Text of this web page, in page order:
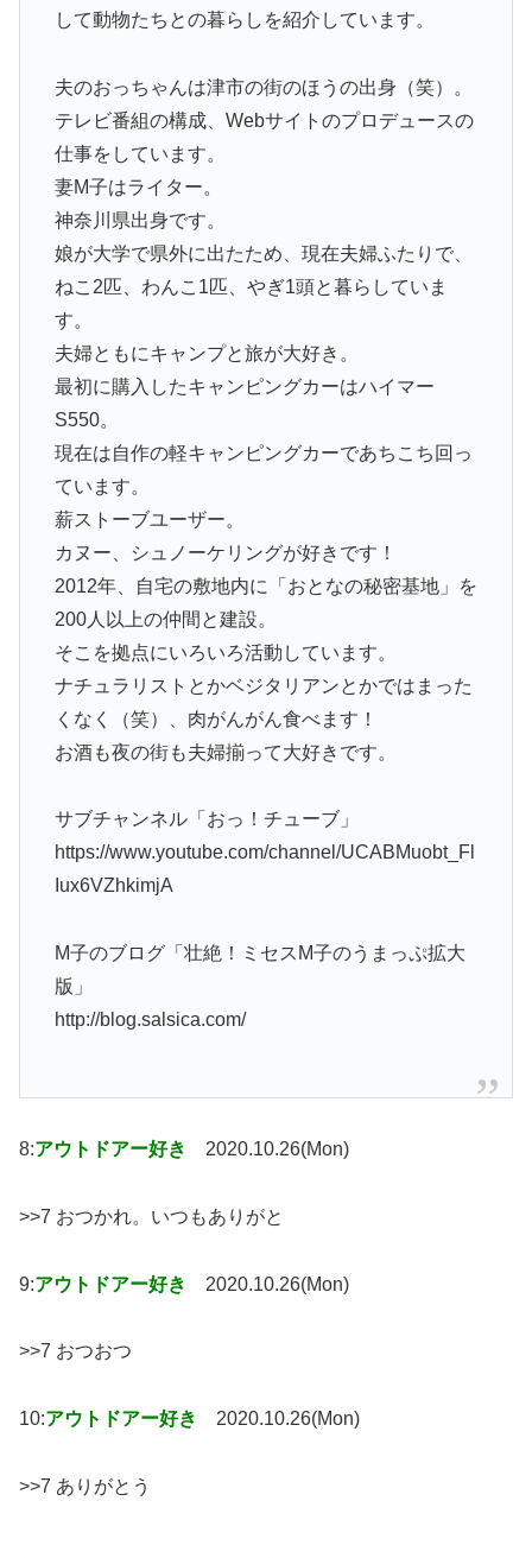
して動物たちとの暮らしを紹介しています。
夫のおっちゃんは津市の街のほうの出身（笑）。
テレビ番組の構成、Webサイトのプロデュースの
仕事をしています。
妻M子はライター。
神奈川県出身です。
娘が大学で県外に出たため、現在夫婦ふたりで、
ねこ2匹、わんこ1匹、やぎ1頭と暮らしていま
す。
夫婦ともにキャンプと旅が大好き。
最初に購入したキャンピングカーはハイマー
S550。
現在は自作の軽キャンピングカーであちこち回っ
ています。
薪ストーブユーザー。
カヌー、シュノーケリングが好きです！
2012年、自宅の敷地内に「おとなの秘密基地」を
200人以上の仲間と建設。
そこを拠点にいろいろ活動しています。
ナチュラリストとかベジタリアンとかではまった
くなく（笑）、肉がんがん食べます！
お酒も夜の街も夫婦揃って大好きです。
サブチャンネル「おっ！チューブ」
https://www.youtube.com/channel/UCABMuobt_Fl
Iux6VZhkimjA
M子のブログ「壮絶！ミセスM子のうまっぷ拡大
版」
http://blog.salsica.com/
8:アウトドアー好き 2020.10.26(Mon)
>>7 おつかれ。いつもありがと
9:アウトドアー好き 2020.10.26(Mon)
>>7 おつおつ
10:アウトドアー好き 2020.10.26(Mon)
>>7 ありがとう